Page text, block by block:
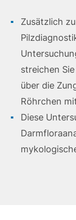
Zusätzlich
streichen
über die
Röhrchen
Diese